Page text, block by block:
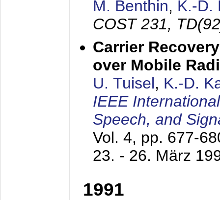
M. Benthin, K.-D.
COST 231,
Carrier
over Mobile
U. Tuisel, K.-D.
IEEE
Speech, and
Vol. 4, pp. 677-
23. - 26. März
1991